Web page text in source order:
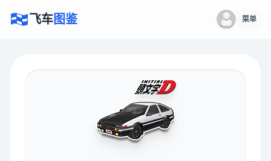
飞车图鉴 菜单